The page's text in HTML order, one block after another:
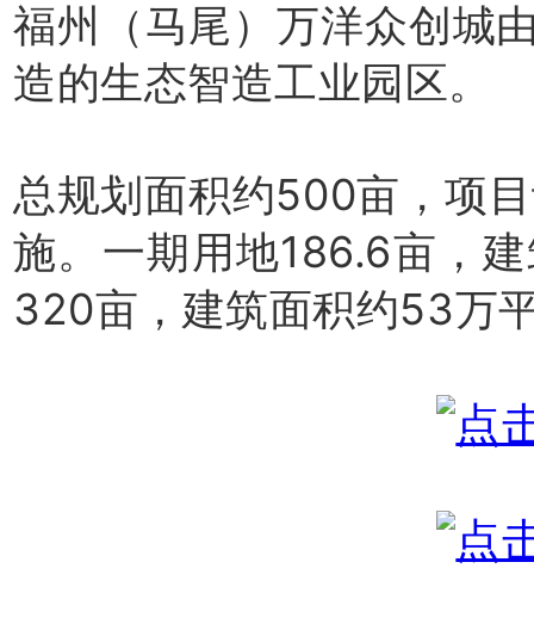
福州（马尾）万洋众创城
造的生态智造工业园区。
总规划面积约500亩，项
施。 一期用地186.6亩，
320亩，建筑面积约53万